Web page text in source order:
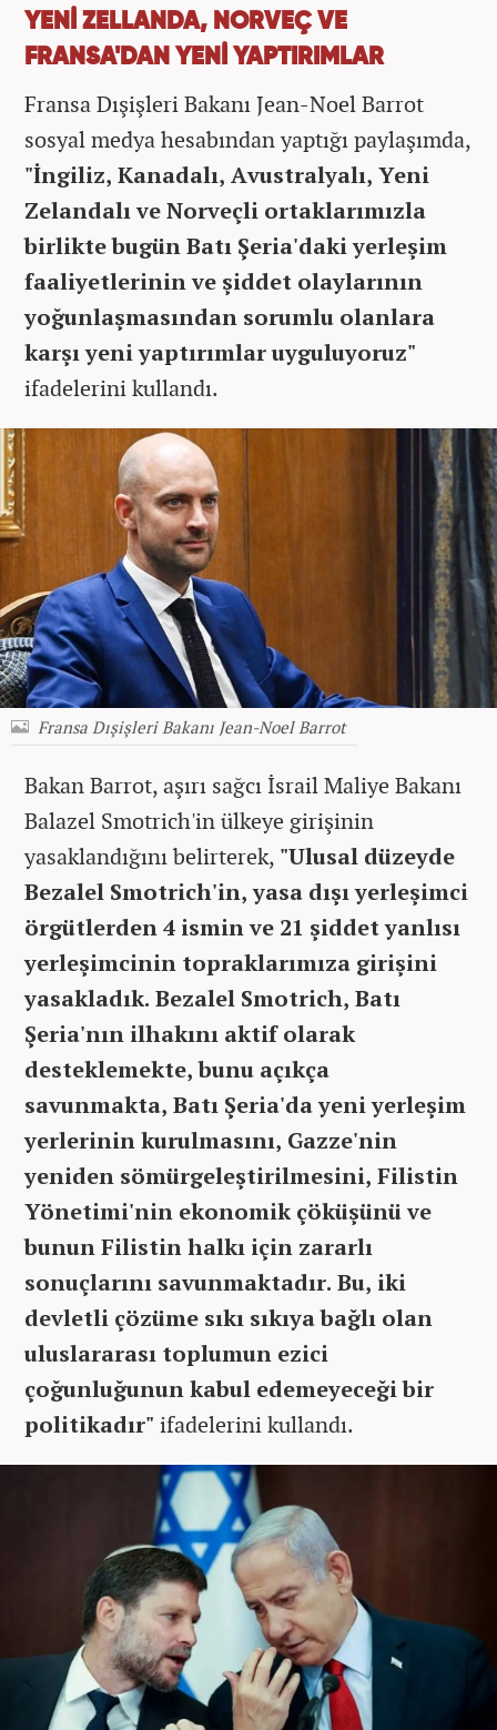
YENİ ZELLANDA, NORVEÇ VE
FRANSA'DAN YENİ YAPTIRIMLAR
Fransa Dışişleri Bakanı Jean-Noel Barrot
sosyal medya hesabından yaptığı paylaşımda,
"İngiliz, Kanadalı, Avustralyalı, Yeni
Zelandalı ve Norveçli ortaklarımızla
birlikte bugün Batı Şeria'daki yerleşim
faaliyetlerinin ve şiddet olaylarının
yoğunlaşmasından sorumlu olanlara
karşı yeni yaptırımlar uyguluyoruz"
ifadelerini kullandı.
Fransa Dışişleri Bakanı Jean-Noel Barrot
Bakan Barrot, aşırı sağcı İsrail Maliye Bakanı
Balazel Smotrich'in ülkeye girişinin
yasaklandığını belirterek, "Ulusal düzeyde
Bezalel Smotrich'in, yasa dışı yerleşimci
örgütlerden 4 ismin ve 21 şiddet yanlısı
yerleşimcinin topraklarımıza girişini
yasakladık. Bezalel Smotrich, Batı
Şeria'nın ilhakını aktif olarak
desteklemekte, bunu açıkça
savunmakta, Batı Şeria'da yeni yerleşim
yerlerinin kurulmasını, Gazze'nin
yeniden sömürgeleştirilmesini, Filistin
Yönetimi'nin ekonomik çöküşünü ve
bunun Filistin halkı için zararlı
sonuçlarını savunmaktadır. Bu, iki
devletli çözüme sıkı sıkıya bağlı olan
uluslararası toplumun ezici
çoğunluğunun kabul edemeyeceği bir
politikadır" ifadelerini kullandı.